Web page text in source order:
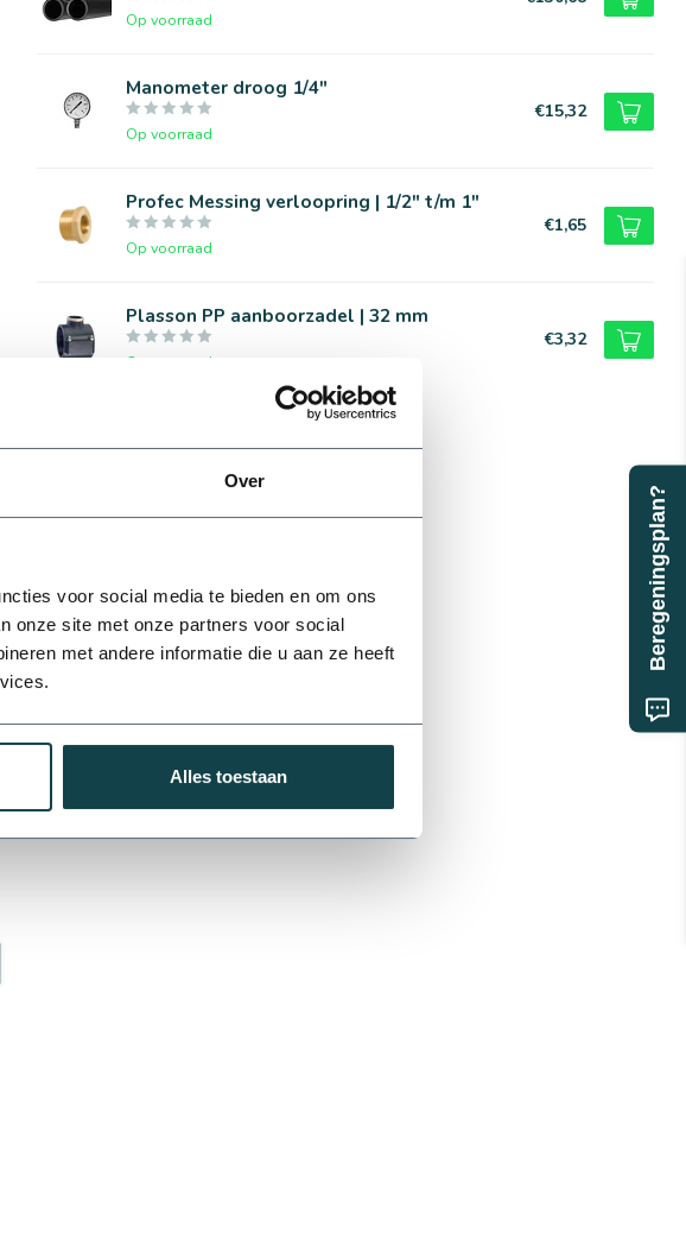
Over
voor social media te bieden en om ons
onze site met onze partners voor social
met andere informatie die u aan ze heeft
Alles toestaan
Op voorraad
Manometer droog 1/4"
Op voorraad
€15,32
Profec Messing verloopring | 1/2" t/m 1"
Op voorraad
€1,65
Plasson PP aanboorzadel | 32 mm
Op voorraad
€3,32
Beregeningsplan?